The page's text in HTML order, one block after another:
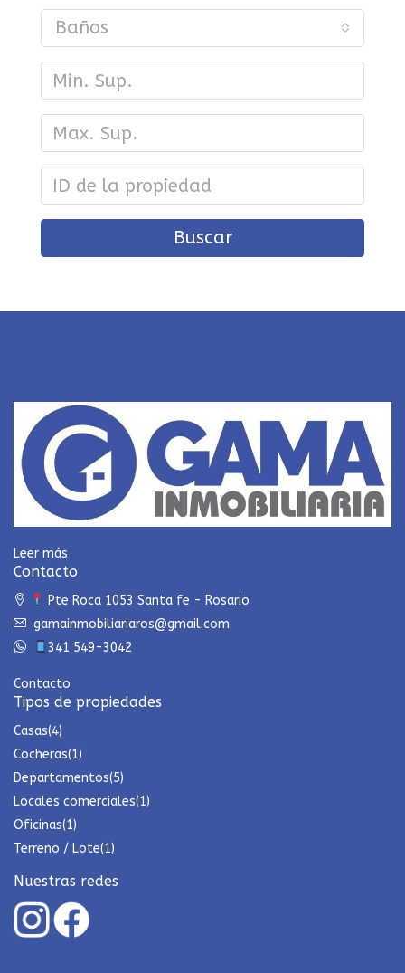
Baños
Buscar
Leer más
Contacto
Pte Roca 1053 Santa fe - Rosario
gamainmobiliariaros@gmail.com
341 549-3042
Contacto
Tipos de propiedades
Casas(4)
Cocheras(1)
Departamentos(5)
Locales comerciales(1)
Oficinas(1)
Terreno / Lote(1)
Nuestras redes